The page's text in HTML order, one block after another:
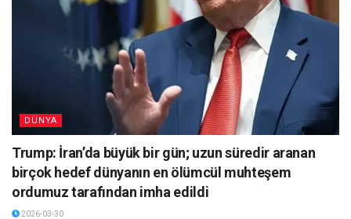
DÜNYA
Trump: İran’da büyük bir gün; uzun süredir aranan
birçok hedef dünyanın en ölümcül muhteşem
ordumuz tarafından imha edildi
2026-03-30